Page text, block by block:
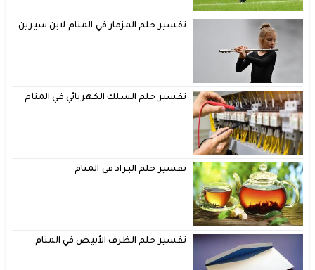
تفسير حلم المزمار في المنام لابن سيرين
تفسير حلم السلك الكهربائي في المنام
تفسير حلم البراد في المنام
تفسير حلم الظرف الأبيض في المنام